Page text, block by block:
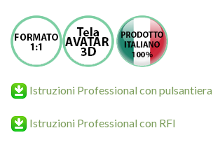
Istruzioni Professional con pulsantiera
Istruzioni Professional con RFI